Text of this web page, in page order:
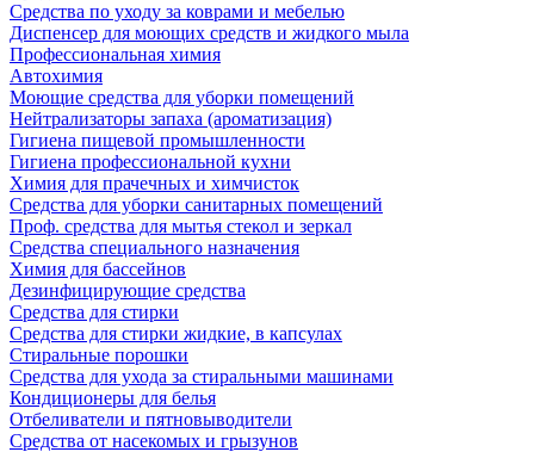
Средства по уходу за коврами и мебелью
Диспенсер для моющих средств и жидкого мыла
Профессиональная химия
Автохимия
Моющие средства для уборки помещений
Нейтрализаторы запаха (ароматизация)
Гигиена пищевой промышленности
Гигиена профессиональной кухни
Химия для прачечных и химчисток
Средства для уборки санитарных помещений
Проф. средства для мытья стекол и зеркал
Средства специального назначения
Химия для бассейнов
Дезинфицирующие средства
Средства для стирки
Средства для стирки жидкие, в капсулах
Стиральные порошки
Средства для ухода за стиральными машинами
Кондиционеры для белья
Отбеливатели и пятновыводители
Средства от насекомых и грызунов